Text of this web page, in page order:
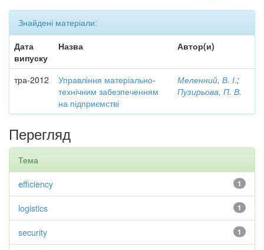
Знайдені матеріали:
Дата
випуску
Назва Автор(и)
тра-2012
Управління матеріально-
технічним забезпеченням
на підприємстві
Меленний, В. І.;
Пузирьова, П. В.
Перегляд
Тема
1
efficiency
1
logistics
1
security